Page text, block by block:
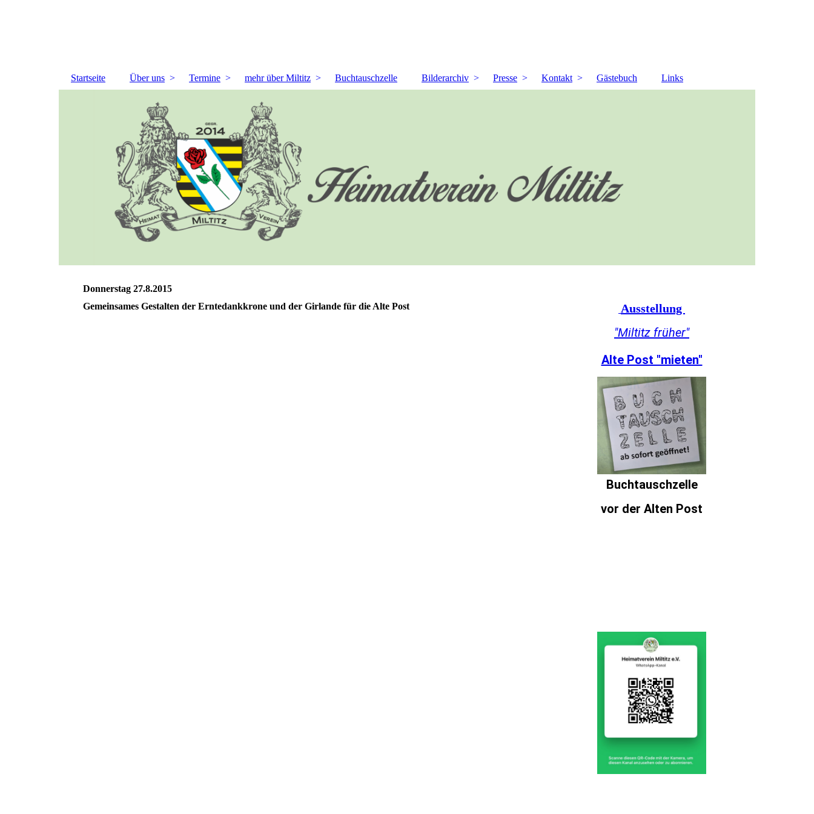
Startseite Über uns Termine mehr über Miltitz Buchtauschzelle Bilderarchiv Presse Kontakt Gästebuch Links
Donnerstag 27.8.2015
Gemeinsames Gestalten der Erntedankkrone und der Girlande für die Alte Post
Ausstellung
"Miltitz früher"
Alte Post "mieten"
Buchtauschzelle
vor der Alten Post